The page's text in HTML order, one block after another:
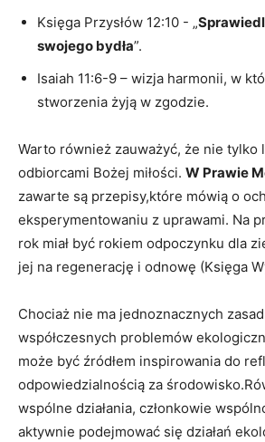
Księga Przysłów 12:10 -⁢ „
swojego bydła”.
Isaiah 11:6-9 – wizja harmonii,⁣ w​
stworzenia żyją w zgodzie.
Warto również zauważyć, że nie tylko
⁣odbiorcami Bożej‌ miłości. W Prawie
zawarte są przepisy,które ⁤mówią o
eksperymentowaniu z uprawami. Na
rok miał być rokiem odpoczynku ⁤dla⁣
⁢jej na regenerację i odnowę (Księga
Chociaż ‍nie⁣ ma⁣ jednoznacznych
współczesnych problemów⁣
może być źródłem inspirowania do
odpowiedzialnością za
wspólne działania, członkowie
aktywnie podejmować się działań